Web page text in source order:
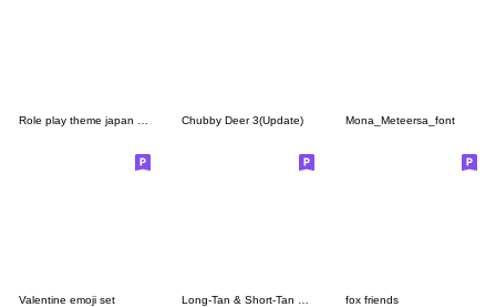
Role play theme japan emo Chubby Deer 3(Update) Mona_Meteersa_font
Valentine emoji set fox friends